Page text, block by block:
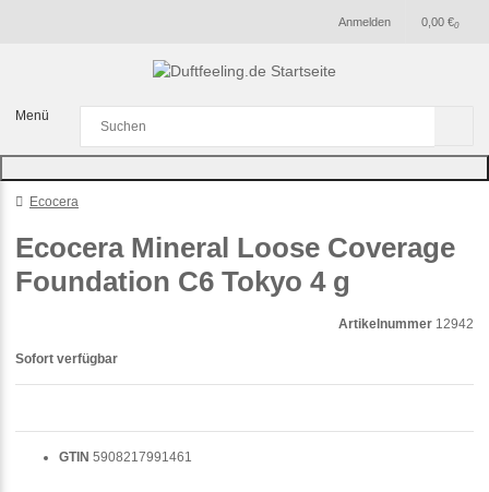
Anmelden 0
0,00 €
Menü
Ecocera
Ecocera Mineral Loose Coverage
Foundation C6 Tokyo 4 g
Artikelnummer 12942
GTIN 5908217991461
Sofort verfügbar